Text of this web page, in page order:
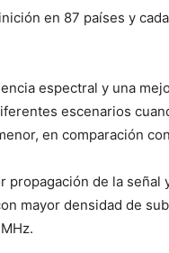
en 87 países y
espectral y una
escenarios
en comparación
propagación de la
mayor densidad de